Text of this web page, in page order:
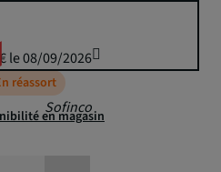
Sofinco
le 08/09/2026
réassort
en magasin